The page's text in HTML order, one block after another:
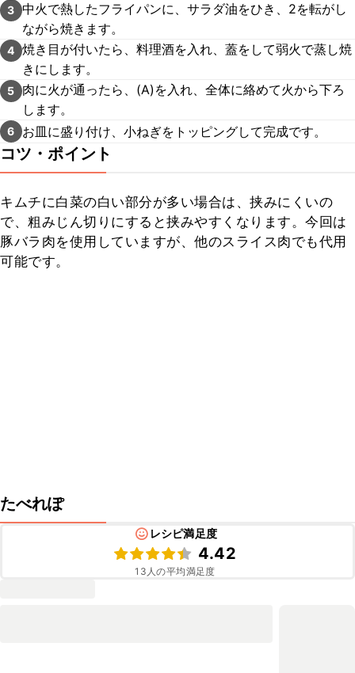
3 中火で熱したフライパンに、サラダ油をひき、2を転がし
ながら焼きます。
4 焼き目が付いたら、料理酒を入れ、蓋をして弱火で蒸し焼
きにします。
5
肉に火が通ったら、(A)を入れ、全体に絡めて火から下ろ
します。
6 お皿に盛り付け、小ねぎをトッピングして完成です。
コツ・ポイント
キムチに白菜の白い部分が多い場合は、挟みにくいの
で、粗みじん切りにすると挟みやすくなります。今回は
豚バラ肉を使用していますが、他のスライス肉でも代用
可能です。
たべれぽ
レシピ満足度
4.42
13 人の平均満足度